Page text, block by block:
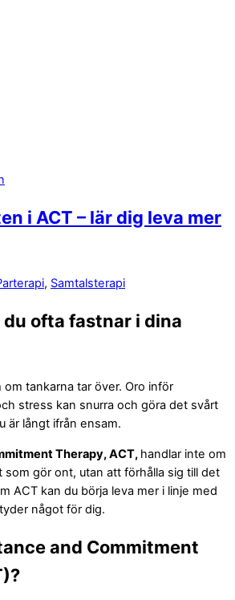
i ACT – lär dig leva mer
, Samtalsterapi
ofta fastnar i dina
tankarna tar över. Oro inför
stress kan snurra och göra det svårt
är långt ifrån ensam.
Therapy, ACT, handlar inte om
gör ont, utan att förhålla sig till det
ACT kan du börja leva mer i linje med
något för dig.
and Commitment